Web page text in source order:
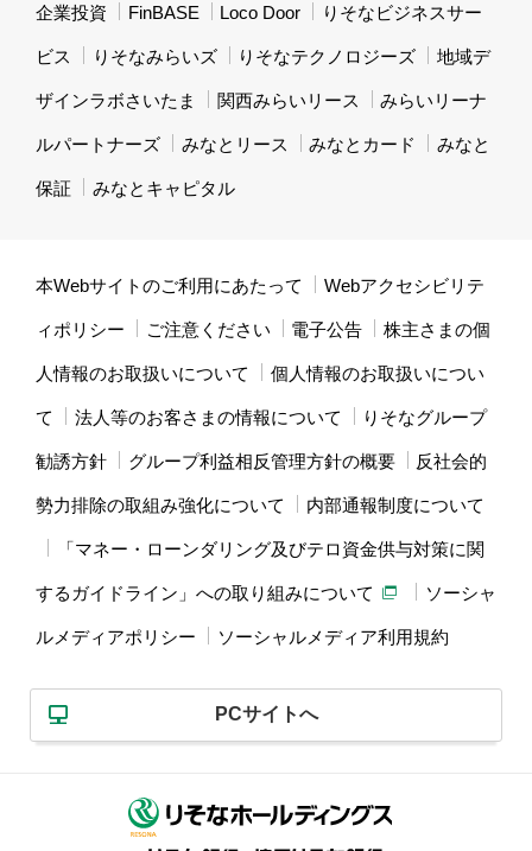
企業投資 FinBASE Loco Door りそなビジネスサー
ビス りそなみらいズ りそなテクノロジーズ 地域デ
ザインラボさいたま 関西みらいリース みらいリーナ
ルパートナーズ みなとリース みなとカード みなと
保証 みなとキャピタル
本Webサイトのご利用にあたって Webアクセシビリテ
ィポリシー ご注意ください 電子公告 株主さまの個
人情報のお取扱いについて 個人情報のお取扱いについ
て 法人等のお客さまの情報について りそなグループ
勧誘方針 グループ利益相反管理方針の概要 反社会的
勢力排除の取組み強化について 内部通報制度について
「マネー・ローンダリング及びテロ資金供与対策に関
するガイドライン」への取り組みについて ソーシャ
ルメディアポリシー ソーシャルメディア利用規約
PCサイトへ